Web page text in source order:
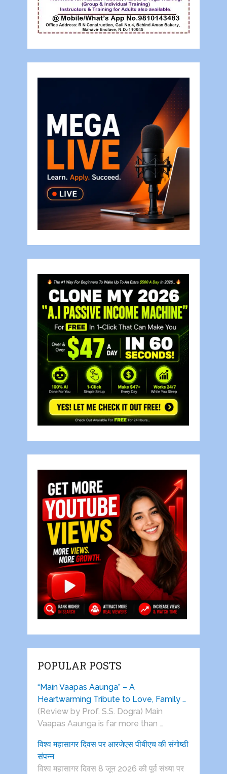
POPULAR POSTS
“Main Vaapas Aaunga” – A
Heartwarming Tribute to Love, Family …
(Review by Prof. S.S. Dogra) Main
Vaapas Aaunga is far more than …
विश्व महासागर दिवस पर आरजेएस पीबीएच की संगोष्ठी
संपन्न
विश्व महासागर दिवस 8 जून 2026 की पूर्व संध्या पर